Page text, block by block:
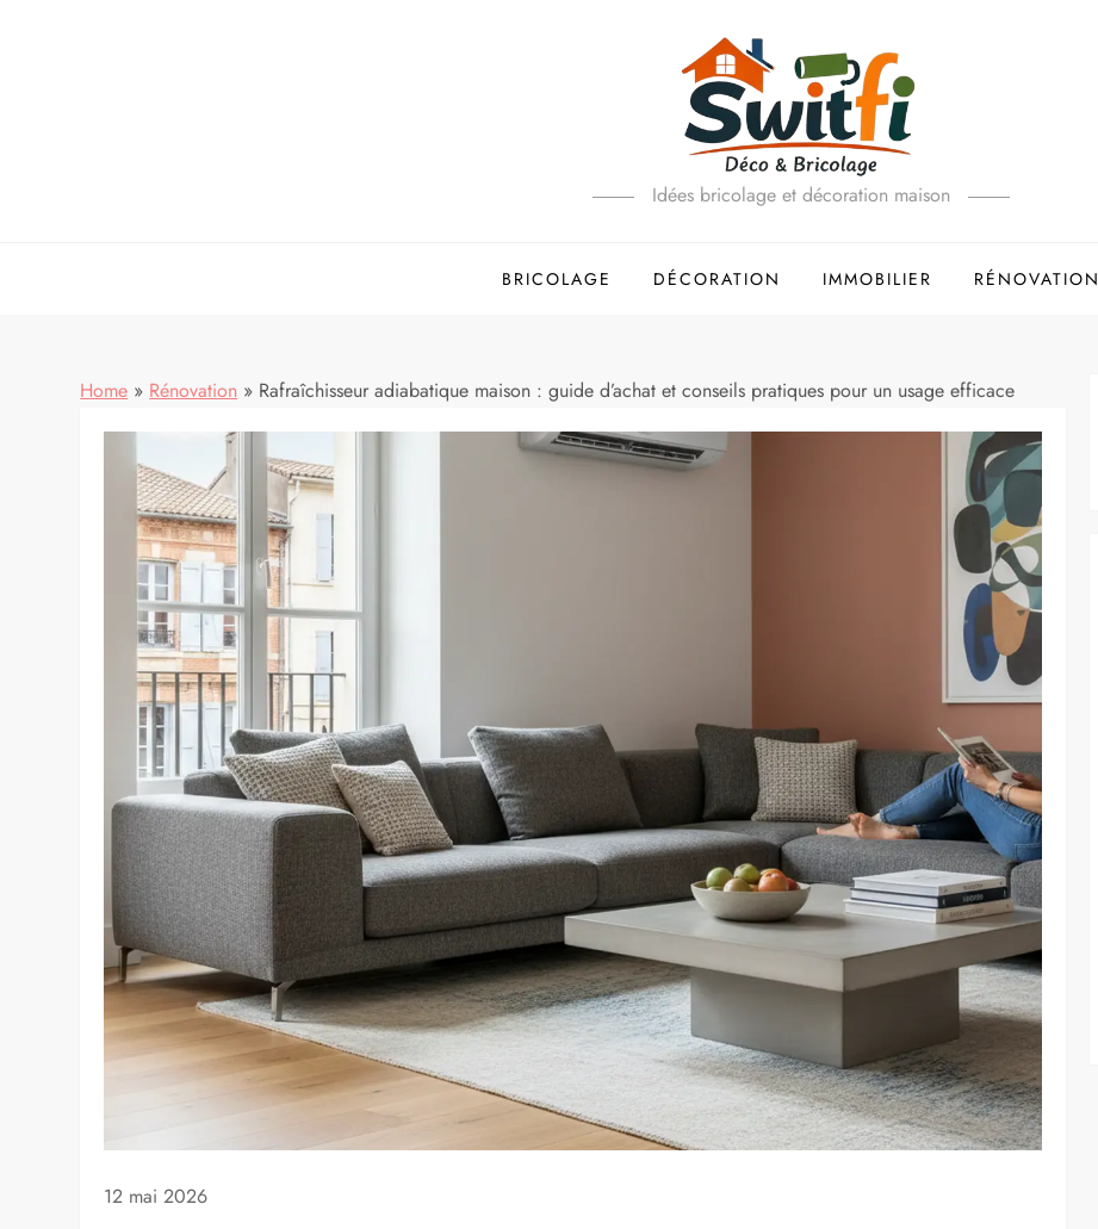
Idées bricolage et décoration maison
BRICOLAGE DÉCORATION IMMOBILIER RÉNOVATION
Home » Rénovation » Rafraîchisseur adiabatique maison : guide d’achat et conseils pratiques pour un usage efficace
12 mai 2026